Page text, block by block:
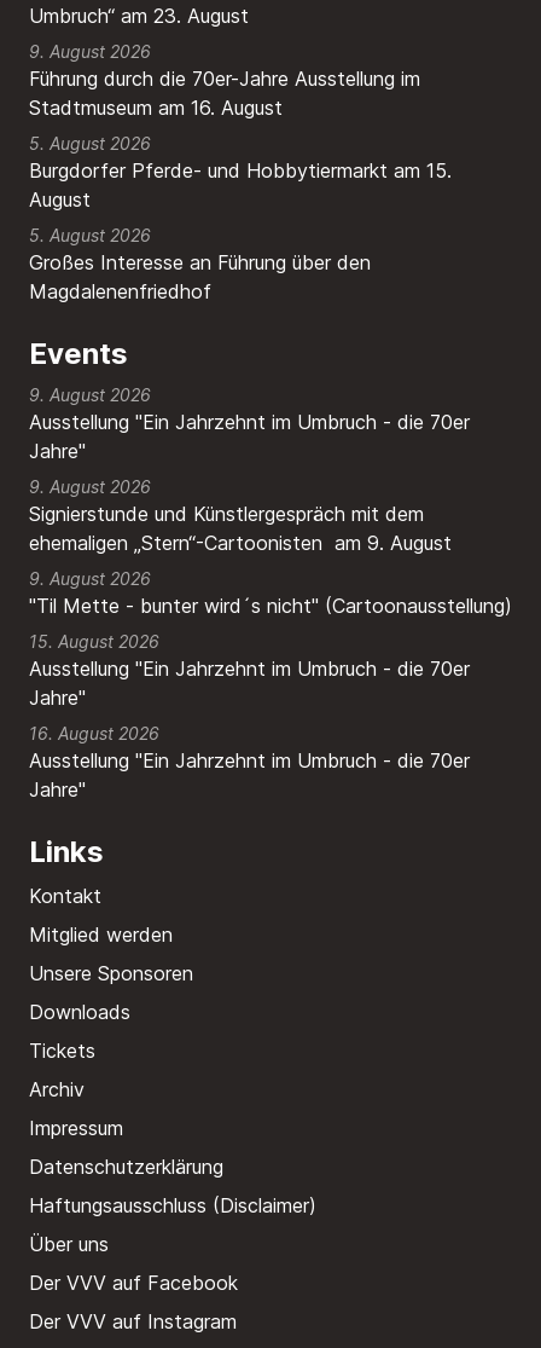
Umbruch“ am 23. August
Führung durch die 70er-Jahre Ausstellung im
Stadtmuseum am 16. August
9. August 2026
Burgdorfer Pferde- und Hobbytiermarkt am 15.
August
5. August 2026
Großes Interesse an Führung über den
Magdalenenfriedhof
5. August 2026
Events
9. August 2026
Ausstellung "Ein Jahrzehnt im Umbruch - die 70er
Jahre"
9. August 2026
Signierstunde und Künstlergespräch mit dem
ehemaligen „Stern“-Cartoonisten am 9. August
9. August 2026
"Til Mette - bunter wird´s nicht" (Cartoonausstellung)
15. August 2026
Ausstellung "Ein Jahrzehnt im Umbruch - die 70er
Jahre"
16. August 2026
Ausstellung "Ein Jahrzehnt im Umbruch - die 70er
Jahre"
Links
Kontakt
Mitglied werden
Unsere Sponsoren
Downloads
Tickets
Archiv
Impressum
Datenschutzerklärung
Haftungsausschluss (Disclaimer)
Über uns
Der VVV auf Facebook
Der VVV auf Instagram